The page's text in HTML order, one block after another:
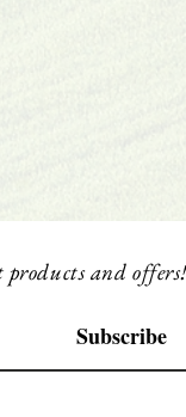
and
Subscribe